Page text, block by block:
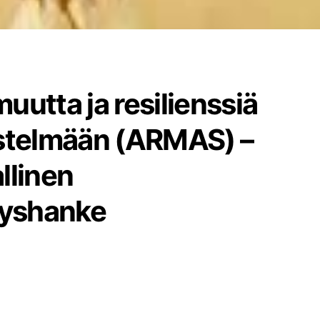
ja resilienssiä
(ARMAS) –